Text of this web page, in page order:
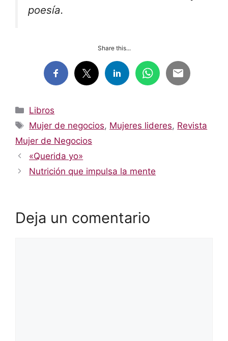
poesía.
Share this...
Categorías
Libros
Etiquetas
Mujer de negocios, Mujeres lideres, Revista
Mujer de Negocios
«Querida yo»
Nutrición que impulsa la mente
Deja un comentario